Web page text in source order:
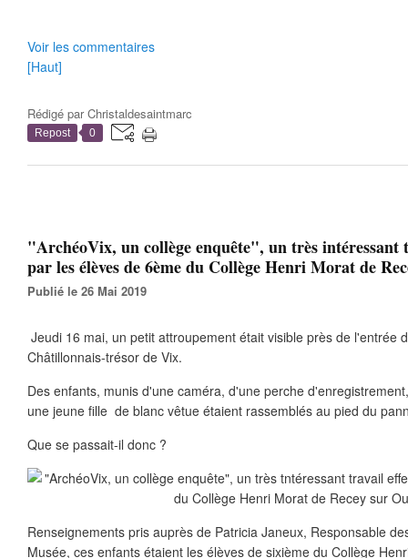
Voir les commentaires
[Haut]
Rédigé parChristaldesaintmarc
Repost 0
"ArchéoVix, un collège enquête", un très intéressant
par les élèves de 6ème du Collège Henri Morat de
Publié le 26 Mai 2019
Jeudi 16 mai, un petit attroupement était visible près de l'entrée
Châtillonnais-trésor de Vix.
Des enfants, munis d'une caméra, d'une perche
une jeune fille de blanc vêtue étaient rassemblés au pied du
Que se passait-il donc ?
Renseignements pris auprès de Patricia Janeux, Responsable
Musée, ces enfants étaient les élèves de sixième du Collège